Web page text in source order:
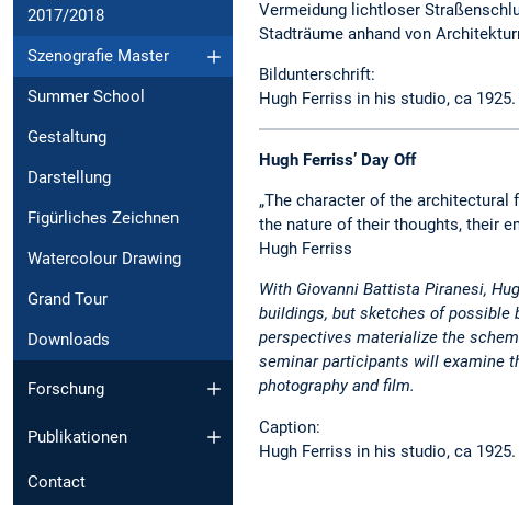
2017/2018
Szenografie Master
Summer School
Gestaltung
Darstellung
Figürliches Zeichnen
Watercolour Drawing
Grand Tour
Downloads
Forschung
Publikationen
Contact
Vermeidung lichtloser
Stadträume anhand von
Bildunterschrift:
Hugh Ferriss in his studio, ca
Hugh Ferriss’ Day Off
„The character of the
the nature of their thoughts, their
Hugh Ferriss
With Giovanni Battista Piranesi,
buildings, but sketches ofpossible
perspectives materialize the
seminar participants will examine
photography and film.
Caption:
Hugh Ferriss in his studio, ca